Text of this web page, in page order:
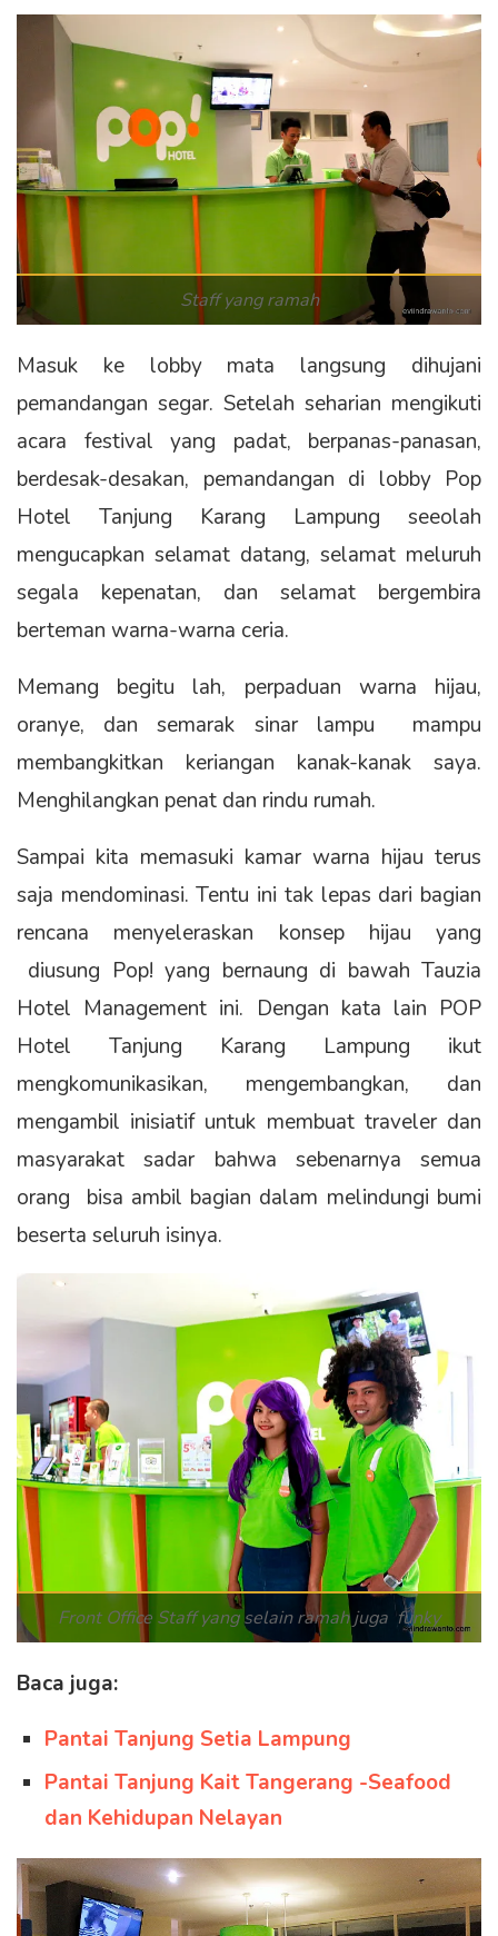
Staff yang ramah
Masuk ke lobby mata langsung dihujani
pemandangan segar. Setelah seharian mengikuti
acara festival yang padat, berpanas-panasan,
berdesak-desakan, pemandangan di lobby Pop
Hotel Tanjung Karang Lampung seeolah
mengucapkan selamat datang, selamat meluruh
segala kepenatan, dan selamat bergembira
berteman warna-warna ceria.
Memang begitu lah, perpaduan warna hijau,
oranye, dan semarak sinar lampu mampu
membangkitkan keriangan kanak-kanak saya.
Menghilangkan penat dan rindu rumah.
Sampai kita memasuki kamar warna hijau terus
saja mendominasi. Tentu ini tak lepas dari bagian
rencana menyeleraskan konsep hijau yang
diusung Pop! yang bernaung di bawah Tauzia
Hotel Management ini. Dengan kata lain POP
Hotel Tanjung Karang Lampung ikut
mengkomunikasikan, mengembangkan, dan
mengambil inisiatif untuk membuat traveler dan
masyarakat sadar bahwa sebenarnya semua
orang bisa ambil bagian dalam melindungi bumi
beserta seluruh isinya.
Front Office Staff yang selain ramah juga funky
Baca juga:
Pantai Tanjung Setia Lampung
Pantai Tanjung Kait Tangerang -Seafood
dan Kehidupan Nelayan